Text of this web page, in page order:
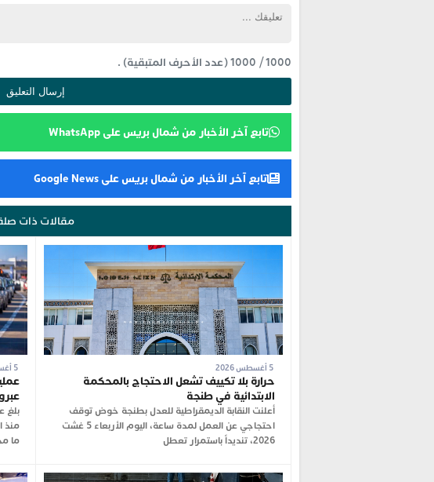
1000
/
1000(عدد الأحرف المتبقية) .
تابع آخر الأخبار من شمال بريس على WhatsApp
تابع آخر الأخبار من شمال بريس على Google News
مقالات ذات
حرارة بلا تكييف تشعل الاحتجاج بالمحكمة
الابتدائية في طنجة
أعلنت النقابة الديمقراطية للعدل بطنجة خوض توقف
احتجاجي عن العمل لمدة ساعة، اليوم الأربعاء 5 غشت
2026، تنديداً باستمرار تعطل
5 أغسطس 2026
بلغ
ما